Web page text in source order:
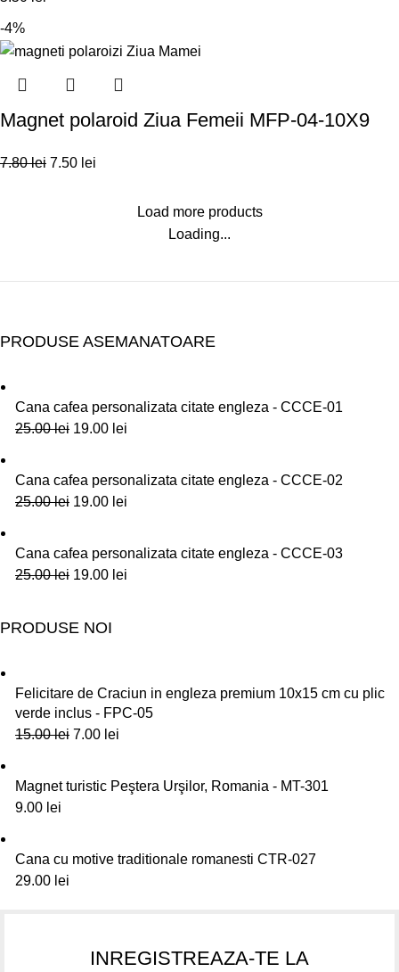
-4%
Magnet polaroid Ziua Femeii MFP-04-10X9
7.80lei 7.50 lei
Load more products
Loading...
PRODUSE ASEMANATOARE
Cana cafea personalizata citate engleza - CCCE-01
25.00lei 19.00 lei
Cana cafea personalizata citate engleza - CCCE-02
25.00lei 19.00 lei
Cana cafea personalizata citate engleza - CCCE-03
25.00lei 19.00 lei
PRODUSE NOI
Felicitare de Craciun in engleza premium 10x15 cm cu plic
verde inclus - FPC-05
15.00lei 7.00 lei
Magnet turistic Peştera Urşilor, Romania - MT-301
9.00 lei
Cana cu motive traditionale romanesti CTR-027
29.00 lei
INREGISTREAZA-TE LA